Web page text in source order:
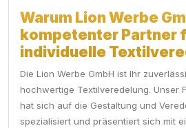
Warum Lion Werbe
kompetenter Partner
individuelle
Die Lion Werbe GmbH ist Ihr
hochwertige Textilveredelung. Unser
hat sich auf die Gestaltung und
spezialisiert und präsentiert sich mit